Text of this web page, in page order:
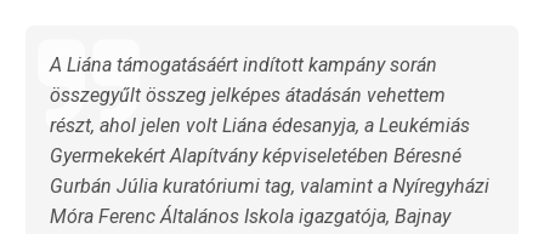
A Liána támogatásáért indított kampány során
összegyűlt összeg jelképes átadásán vehettem
részt, ahol jelen volt Liána édesanyja, a Leukémiás
Gyermekekért Alapítvány képviseletében Béresné
Gurbán Júlia kuratóriumi tag, valamint a Nyíregyházi
Móra Ferenc Általános Iskola igazgatója, Bajnay